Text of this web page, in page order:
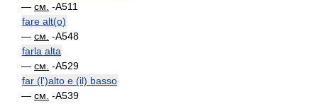
— см. -A511
fare alt(o)
— см. -A548
farla alta
— см. -A529
far (l')alto e (il) basso
— см. -A539